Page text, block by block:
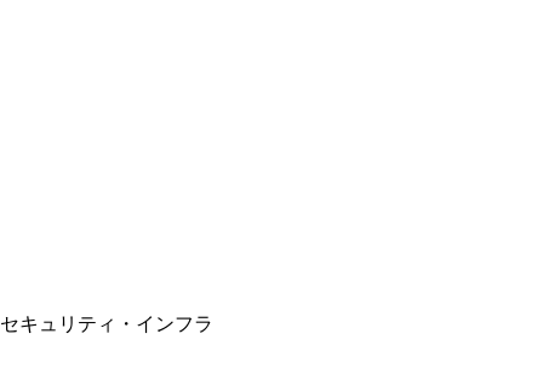
セキュリティ・インフラ